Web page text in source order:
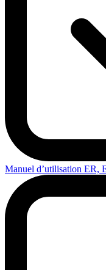
Manuel d’utilisation ER,